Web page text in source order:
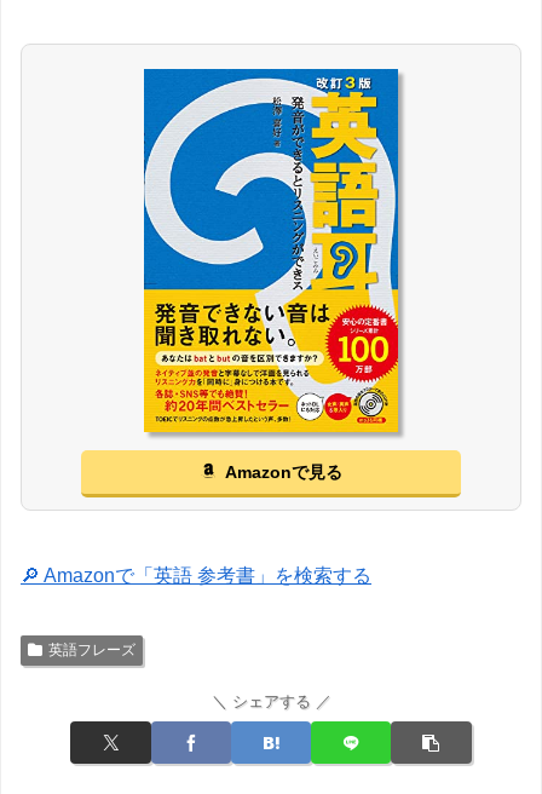
Amazonで見る
🔎 Amazonで「英語 参考書」を検索する
英語フレーズ
＼ シェアする ／